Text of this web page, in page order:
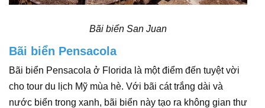
Bãi biển San Juan
Bãi biển Pensacola
Bãi biển Pensacola ở Florida là một điểm đến tuyệt vời
cho tour du lịch Mỹ mùa hè. Với bãi cát trắng dài và
nước biển trong xanh, bãi biển này tạo ra không gian thư